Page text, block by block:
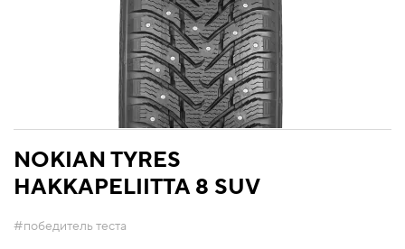
NOKIAN TYRES
HAKKAPELIITTA 8 SUV
#победитель теста